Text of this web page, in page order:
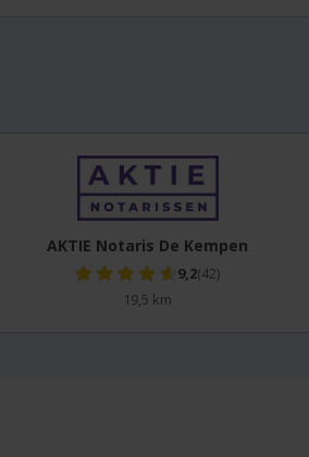
AKTIE Notaris De Kempen
9,2(42)
19,5 km